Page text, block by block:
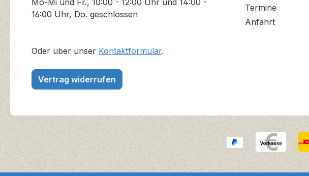
16:00 Uhr, Do. geschlossen
Oder über unser Kontaktformular.
Vertrag widerrufen
Termine
Anfahrt